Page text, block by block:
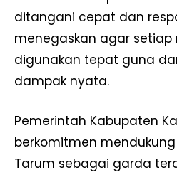
ditangani cepat dan
menegaskan agar
digunakan tepat guna
dampak nyata.
Pemerintah Kabupaten
berkomitmen
Tarum sebagai garda